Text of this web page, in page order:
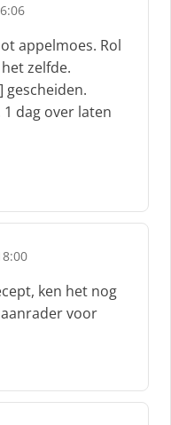
appelmoes. Rol
zelfde.
dag over laten
ken het nog
voor